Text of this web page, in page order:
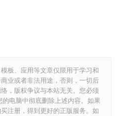
板、应用等文章仅限用于学习和
业或者非法用途，否则，一切后
，版权争议与本站无关。您必须
电脑中彻底删除上述内容。如果
注册，得到更好的正版服务。如